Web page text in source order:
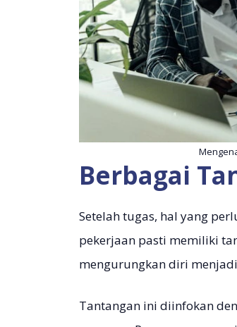
Berbagai
Setelah tugas, hal yang
pekerjaan pasti memiliki
mengurungkan diri
Tantangan ini diinfokan